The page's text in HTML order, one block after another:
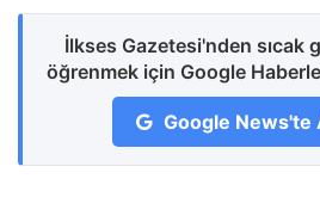
İlkses Gazetesi'nden sıcak
öğrenmek için Google
Google News'te